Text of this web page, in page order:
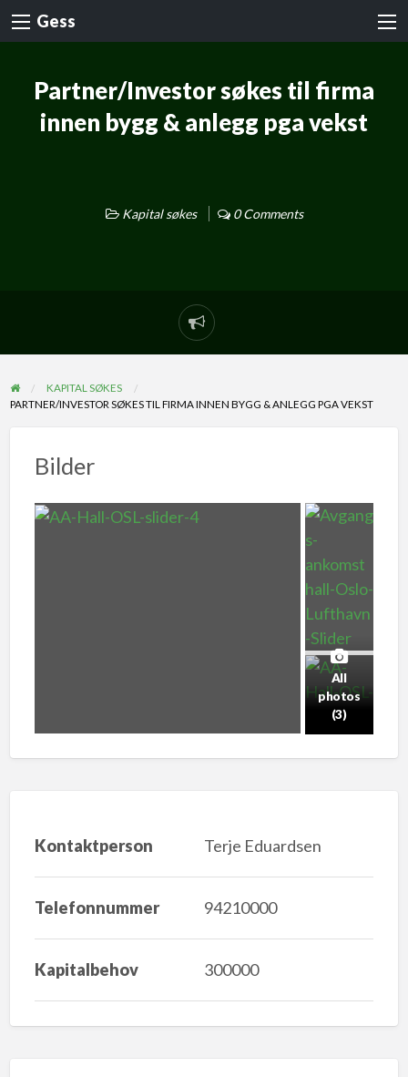
Gess
Partner/Investor søkes til firma
innen bygg & anlegg pga vekst
Kapital søkes 0 Comments
KAPITAL SØKES
PARTNER/INVESTOR SØKES TIL FIRMA INNEN BYGG & ANLEGG PGA VEKST
Bilder
All
photos
(3)
Kontaktperson Terje Eduardsen
Telefonnummer 94210000
Kapitalbehov 300000